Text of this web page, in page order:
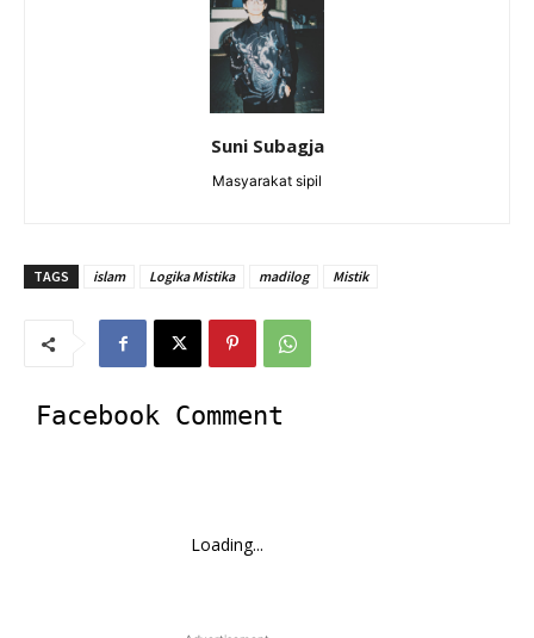
Suni Subagja
Masyarakat sipil
TAGS islam Logika Mistika madilog Mistik
Facebook Comment
Loading...